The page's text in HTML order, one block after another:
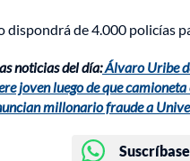
dispondrá de 4.000 policías
noticias del día:Álvaro Uribe
joven luego de que
millonario fraude a